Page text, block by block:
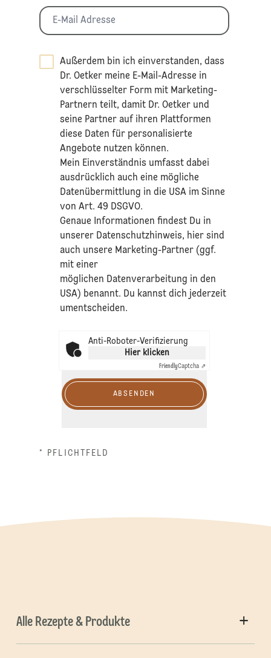
Außerdem bin ich einverstanden, dass
Dr. Oetker meine E-Mail-Adresse in
verschlüsselter Form mit Marketing-
Partnern teilt, damit Dr. Oetker und
seine Partner auf ihren Plattformen
diese Daten für personalisierte
Angebote nutzen können.
Mein Einverständnis umfasst dabei
ausdrücklich auch eine mögliche
Datenübermittlung in die USA im Sinne
von Art. 49 DSGVO.​
​Genaue Informationen findest Du in
unserer Datenschutzhinweis, hier sind
auch unsere Marketing-Partner (ggf.
mit einer
möglichen Datenverarbeitung in den
USA) benannt. Du kannst dich jederzeit
umentscheiden.
Anti-Roboter-Verifizierung
Hier klicken
FriendlyCaptcha ⇗
ABSENDEN
* PFLICHTFELD
Alle Rezepte & Produkte